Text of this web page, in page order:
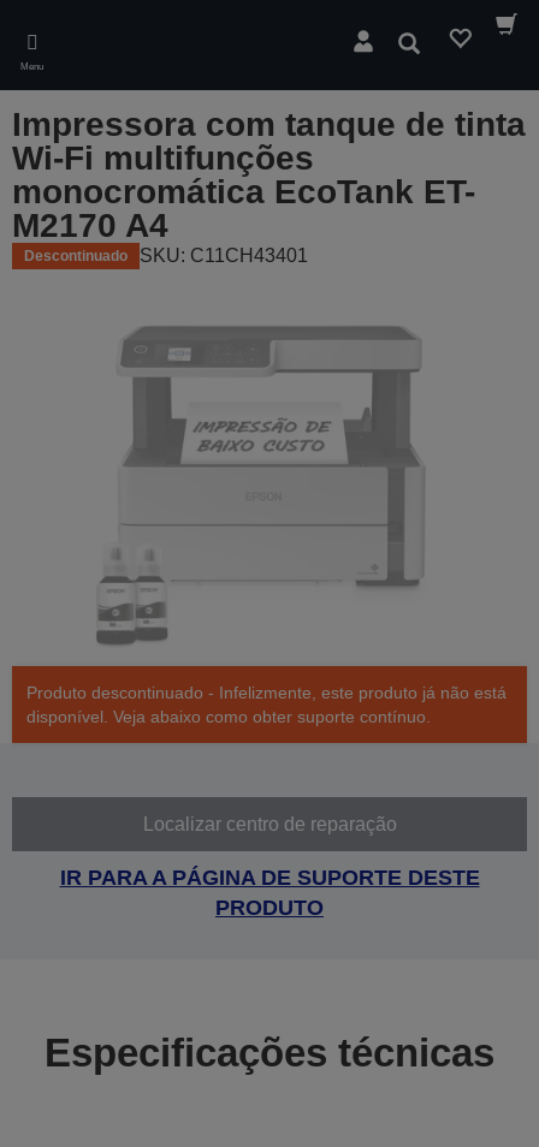
main
content
Menu
Pesquisar
Impressora com tanque de tinta
Wi-Fi multifunções
monocromática EcoTank ET-
M2170 A4
Descontinuado SKU: C11CH43401
Produto descontinuado - Infelizmente, este produto já não está
disponível. Veja abaixo como obter suporte contínuo.
Localizar centro de reparação
IR PARA A PÁGINA DE SUPORTE DESTE
PRODUTO
Especificações técnicas